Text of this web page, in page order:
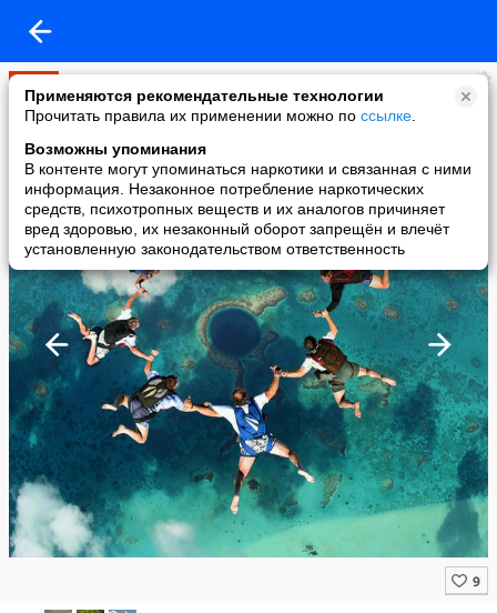
Применяются рекомендательные технологии
Прочитать правила их применении можно по ссылке
Возможны упоминания
В контенте могут упоминаться наркотики и связанная с ними
информация. Незаконное потребление наркотических
средств, психотропных веществ и их аналогов причиняет
вред здоровью, их незаконный оборот запрещён и влечёт
установленную законодательством ответственность
Мир
added a photo
14 May в 12:30